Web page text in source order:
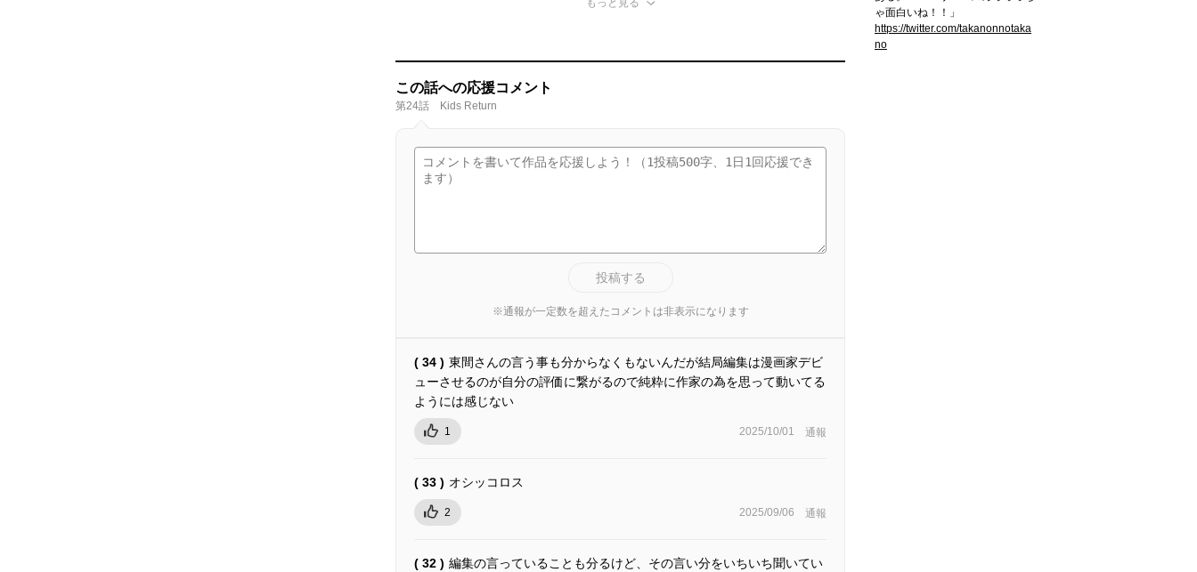
もっと見る
この話への応援コメント
第24話 Kids Return
投稿する
※通報が一定数を超えたコメントは非表示になります
( 34 ) 東間さんの言う事も分からなくもないんだが結局編集は漫画家デビ
ューさせるのが自分の評価に繋がるので純粋に作家の為を思って動いてる
ようには感じない
1 2025/10/01 通報
( 33 ) オシッコロス
2 2025/09/06 通報
( 32 ) 編集の言っていることも分るけど、その言い分をいちいち聞いてい
ゃ面白いね！！」
https://twitter.com/takanonnotaka
no